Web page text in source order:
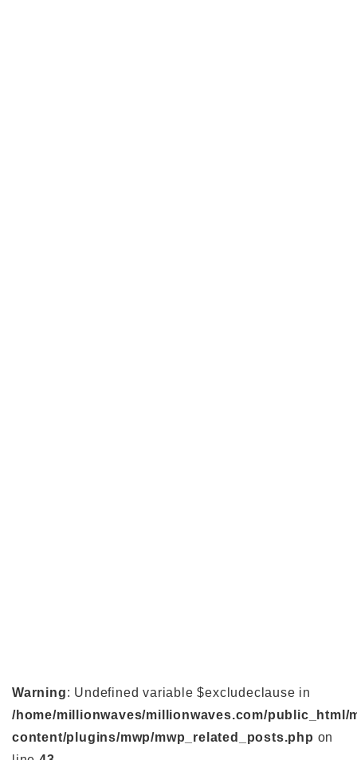
Warning: Undefined variable $excludeclause in
/home/millionwaves/millionwaves.com/public_html/
content/plugins/mwp/mwp_related_posts.php on